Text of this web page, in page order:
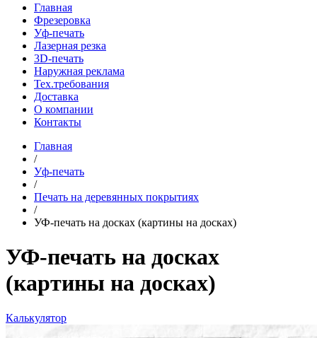
Главная
Фрезеровка
Уф-печать
Лазерная резка
3D-печать
Наружная реклама
Тех.требования
Доставка
О компании
Контакты
Главная
/
Уф-печать
/
Печать на деревянных покрытиях
/
УФ-печать на досках (картины на досках)
УФ-печать на досках
(картины на досках)
Калькулятор